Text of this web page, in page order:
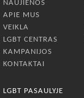
NAUJIENOS
APIE MUS
VEIKLA
LGBT CENTRAS
KAMPANIJOS
KONTAKTAI
LGBT PASAULYJE